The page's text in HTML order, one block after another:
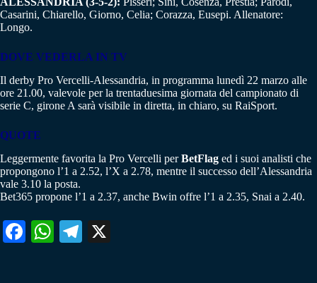
Casarini, Chiarello, Giorno, Celia; Corazza, Eusepi. Allenatore:
Longo.
DOVE VEDERLA IN TV
Il derby Pro Vercelli-Alessandria, in programma lunedì 22 marzo alle
ore 21.00, valevole per la trentaduesima giornata del campionato di
serie C, girone A sarà visibile in diretta, in chiaro, su RaiSport.
QUOTE
Leggermente favorita la Pro Vercelli perBetFlag ed i suoi analisti che
propongono l’1 a 2.52, l’X a 2.78, mentre il successo dell’Alessandria
vale 3.10 la posta.
Bet365 propone l’1 a 2.37, anche Bwin offre l’1 a 2.35, Snai a 2.40.
Fa W
Te